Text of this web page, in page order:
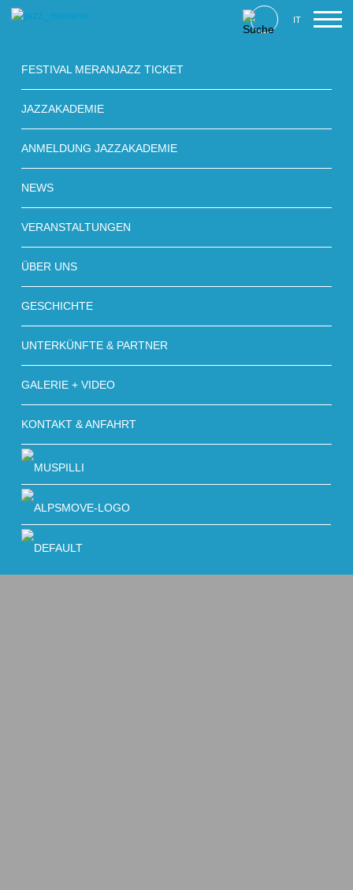
IT
FESTIVAL MERANJAZZ TICKET
JAZZAKADEMIE
ANMELDUNG JAZZAKADEMIE
NEWS
VERANSTALTUNGEN
ÜBER UNS
GESCHICHTE
UNTERKÜNFTE & PARTNER
GALERIE + VIDEO
KONTAKT & ANFAHRT